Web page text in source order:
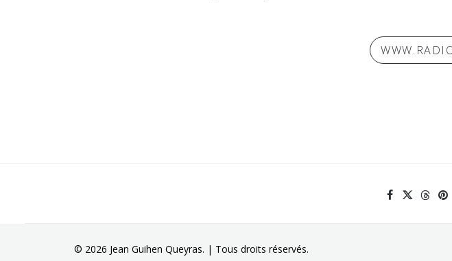
© 2026 Jean Guihen Queyras. | Tous droits réservés.